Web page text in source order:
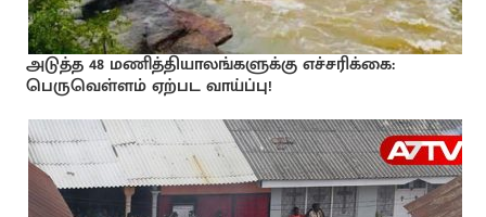
அடுத்த 48 மணித்தியாலங்களுக்கு எச்சரிக்கை:
பெருவெள்ளம் ஏற்பட வாய்ப்பு!